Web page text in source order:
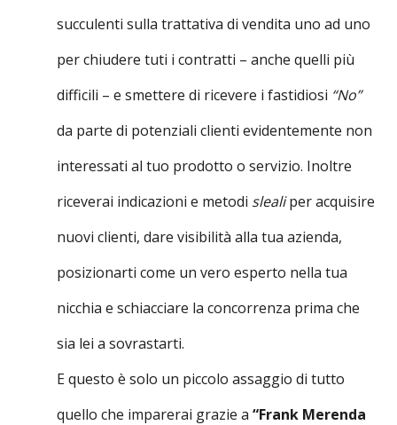
succulenti sulla trattativa di vendita uno ad uno
per chiudere tuti i contratti – anche quelli più
difficili – e smettere di ricevere i fastidiosi “No”
da parte di potenziali clienti evidentemente non
interessati al tuo prodotto o servizio. Inoltre
riceverai indicazioni e metodi slealiper acquisire
nuovi clienti, dare visibilità alla tua azienda,
posizionarti come un vero esperto nella tua
nicchia e schiacciare la concorrenza prima che
sia lei a sovrastarti.
E questo è solo un piccolo assaggio di tutto
quello che imparerai grazie a “Frank Merenda